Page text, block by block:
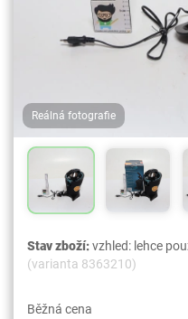
Reálná fotografie
Stav zboží:vzhled: lehce
(varianta 8363210)
Běžná cena